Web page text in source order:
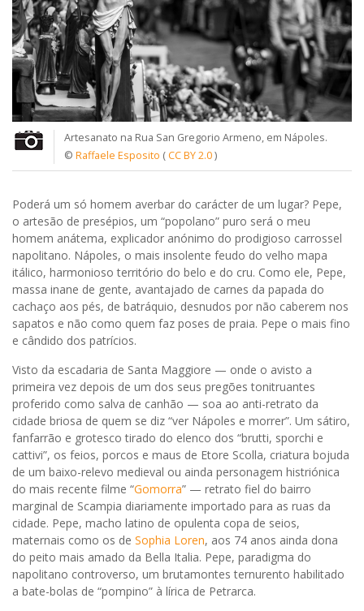
Artesanato na Rua San Gregorio Armeno, em Nápoles.
© Raffaele Esposito (CC BY 2.0)
Poderá um só homem averbar do carácter de um lugar? Pepe,
o artesão de presépios, um “popolano” puro será o meu
homem anátema, explicador anónimo do prodigioso carrossel
napolitano. Nápoles, o mais insolente feudo do velho mapa
itálico, harmonioso território do belo e do cru. Como ele, Pepe,
massa inane de gente, avantajado de carnes da papada do
cachaço aos pés, de batráquio, desnudos por não caberem nos
sapatos e não como quem faz poses de praia. Pepe o mais fino
e cândido dos patrícios.
Visto da escadaria de Santa Maggiore — onde o avisto a
primeira vez depois de um dos seus pregões tonitruantes
proferido como salva de canhão — soa ao anti-retrato da
cidade briosa de quem se diz “ver Nápoles e morrer”. Um sátiro,
fanfarrão e grotesco tirado do elenco dos “brutti, sporchi e
cattivi”, os feios, porcos e maus de Etore Scolla, criatura bojuda
de um baixo-relevo medieval ou ainda personagem histriónica
do mais recente filme “Gomorra” — retrato fiel do bairro
marginal de Scampia diariamente importado para as ruas da
cidade. Pepe, macho latino de opulenta copa de seios,
maternais como os de Sophia Loren, aos 74 anos ainda dona
do peito mais amado da Bella Italia. Pepe, paradigma do
napolitano controverso, um brutamontes ternurento habilitado
a bate-bolas de “pompino” à lírica de Petrarca.